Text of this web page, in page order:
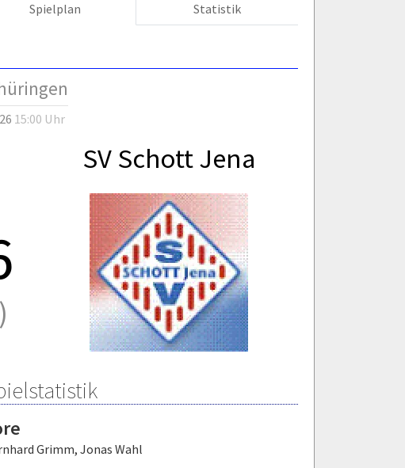
Spielplan Statistik
15:00 Uhr
SV Schott Jena
Grimm, Jonas Wahl